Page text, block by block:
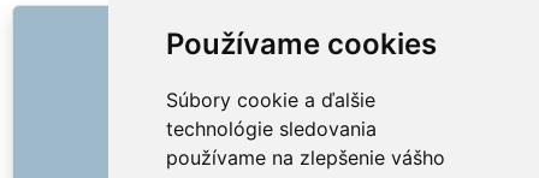
Používame cookies
Súbory cookie a ďalšie
technológie sledovania
používame na zlepšenie vášho
ODKAZY
Ako to všetko začalo
Cenník
Všeobecné obchodné podmienky